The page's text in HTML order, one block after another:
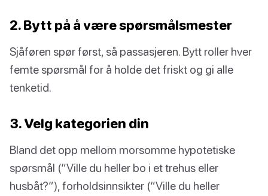
2. Bytt på å være spørsmålsmester
Sjåføren spør først, så passasjeren. Bytt roller hver
femte spørsmål for å holde det friskt og gi alle
tenketid.
3. Velg kategorien din
Bland det opp mellom morsomme hypotetiske
spørsmål (“Ville du heller bo i et trehus eller
husbåt?”), forholdsinnsikter (“Ville du heller